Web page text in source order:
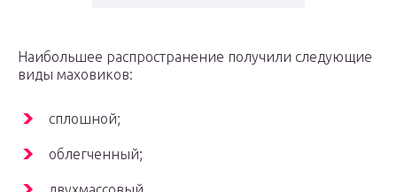
Наибольшее распространение получили следующие
виды маховиков:
сплошной;
облегченный;